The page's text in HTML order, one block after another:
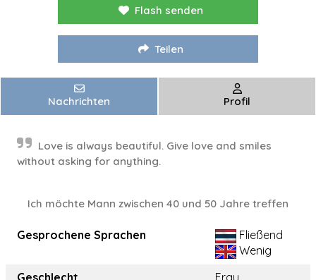
Flash senden
Teilen
Nachrichten Profil
Love is always beautiful. Give love and smiles
without asking for anything.
Ich möchte Mann zwischen 40 und 50 Jahre treffen
Gesprochene Sprachen
Fließend
Wenig